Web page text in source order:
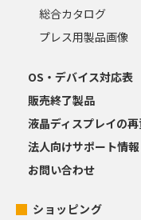
総合カタログ
プレス用製品画像
OS・デバイス対応表
販売終了製品
液晶ディスプレイの
法人向けサポート情報
お問い合わせ
ショッピング